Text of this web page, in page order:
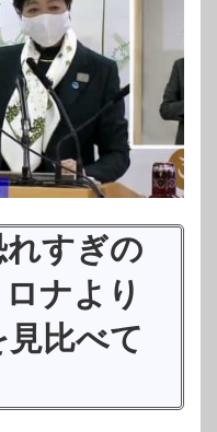
すぎの
ナより
比べて